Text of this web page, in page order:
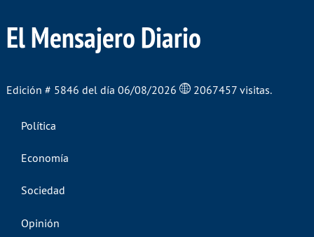
El Mensajero Diario
Edición # 5846 del día 06/08/2026 2067457 visitas.
Política
Economía
Sociedad
Opinión